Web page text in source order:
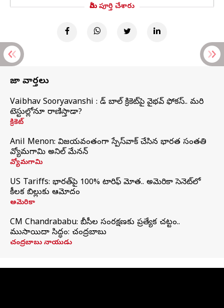
మీరు పూర్తి చేశారు
తాజా వార్తలు
Vaibhav Sooryavanshi : రెడ్ బాల్ క్రికెట్‌పై వైభవ్ ఫోకస్.. మరి
టెస్టుల్లోనూ రాణిస్తాడా?
క్రికెట్
Anil Menon: విజయవంతంగా స్పేస్‌వాక్‌ చేసిన భారత సంతతి
వ్యోమగామి అనిల్‌ మేనన్
వ్యోమగామి
US Tariffs: భారత్‌పై 100% టారిఫ్‌ మోత.. అమెరికా సెనెట్‌లో
కీలక బిల్లుకు ఆమోదం
అమెరికా
CM Chandrababu: బీసీల సంరక్షణకు ప్రత్యేక చట్టం..
ముసాయిదా సిద్ధం: చంద్రబాబు
చంద్రబాబు నాయుడు